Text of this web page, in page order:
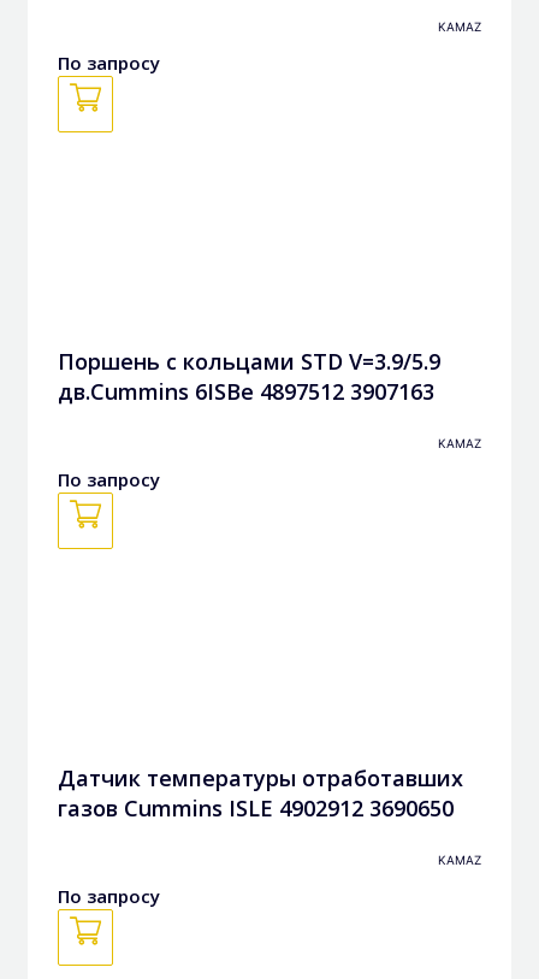
KAMAZ
По запросу
Поршень с кольцами STD V=3.9/5.9
дв.Cummins 6ISBe 4897512 3907163
KAMAZ
По запросу
Датчик температуры отработавших
газов Cummins ISLE 4902912 3690650
KAMAZ
По запросу